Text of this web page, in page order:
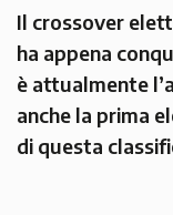
Il crossover
ha appena
è attualmente
anche la prima
di questa